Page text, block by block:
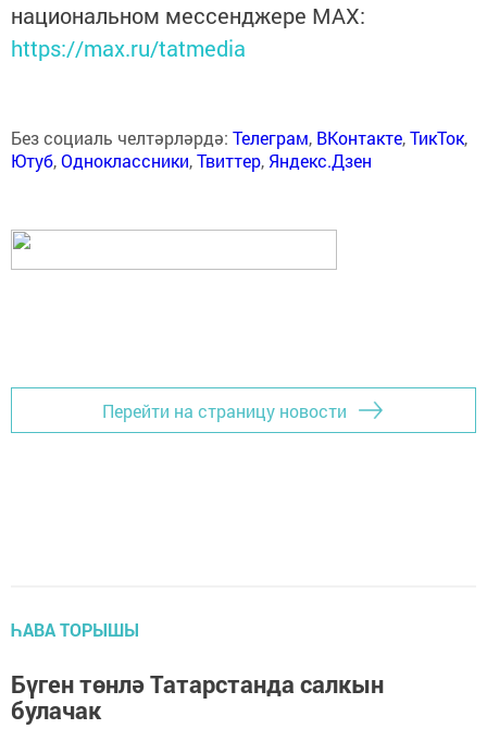
национальном мессенджере MАХ:
https://max.ru/tatmedia
Без социаль челтәрләрдә: Телеграм, ВКонтакте,ТикТок,
Ютуб,Одноклассники,Твиттер, Яндекс.Дзен
Перейти на страницу новости
ҺАВА ТОРЫШЫ
Бүген төнлә Татарстанда салкын
булачак